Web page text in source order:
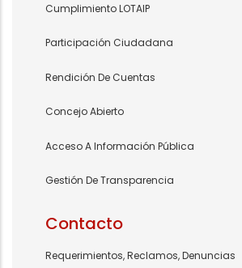
Cumplimiento LOTAIP
Participación Ciudadana
Rendición De Cuentas
Concejo Abierto
Acceso A Información Pública
Gestión De Transparencia
Contacto
Requerimientos, Reclamos, Denuncias